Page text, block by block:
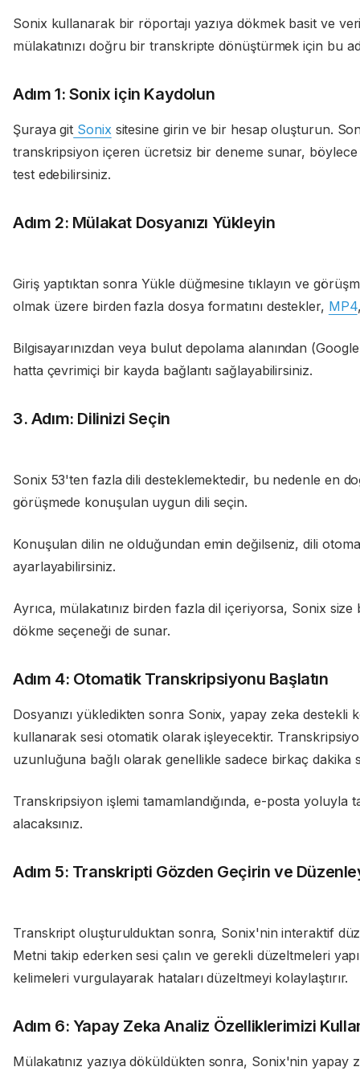
Sonix kullanarak bir röportajı yazıya dökmek basit ve
mülakatınızı doğru bir transkripte dönüştürmek için bu
Adım 1: Sonix için Kaydolun
Şuraya git Sonixsitesine girin ve bir hesap oluşturun.
transkripsiyon içeren ücretsiz bir deneme sunar,
test edebilirsiniz.
Adım 2: Mülakat Dosyanızı Yükleyin
Giriş yaptıktan sonra Yükle düğmesine tıklayın ve
olmak üzere birden fazla dosya formatını destekler, MP4
Bilgisayarınızdan veya bulut depolama alanından
hatta çevrimiçi bir kayda bağlantı sağlayabilirsiniz.
3. Adım: Dilinizi Seçin
Sonix 53'ten fazla dili desteklemektedir, bu nedenle en
görüşmede konuşulan uygun dili seçin.
Konuşulan dilin ne olduğundan emin değilseniz, dili
ayarlayabilirsiniz.
Ayrıca, mülakatınız birden fazla dil içeriyorsa, Sonix
dökme seçeneği de sunar.
Adım 4: Otomatik Transkripsiyonu Başlatın
Dosyanızı yükledikten sonra Sonix, yapay zeka destekli
kullanarak sesi otomatik olarak işleyecektir.
uzunluğuna bağlı olarak genellikle sadece birkaç dakika
Transkripsiyon işlemi tamamlandığında, e-posta yoluyla
alacaksınız.
Adım 5: Transkripti Gözden Geçirin ve
Transkript oluşturulduktan sonra, Sonix'nin interaktif
Metni takip ederken sesi çalın ve gerekli düzeltmeleri
kelimeleri vurgulayarak hataları düzeltmeyi kolaylaştırır.
Adım 6: Yapay Zeka Analiz Özelliklerimizi
Mülakatınız yazıya döküldükten sonra, Sonix'nin yapay